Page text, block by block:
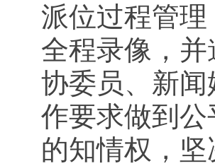
派位过程管
全程录像，
协委员、新
作要求做到
的知情权，